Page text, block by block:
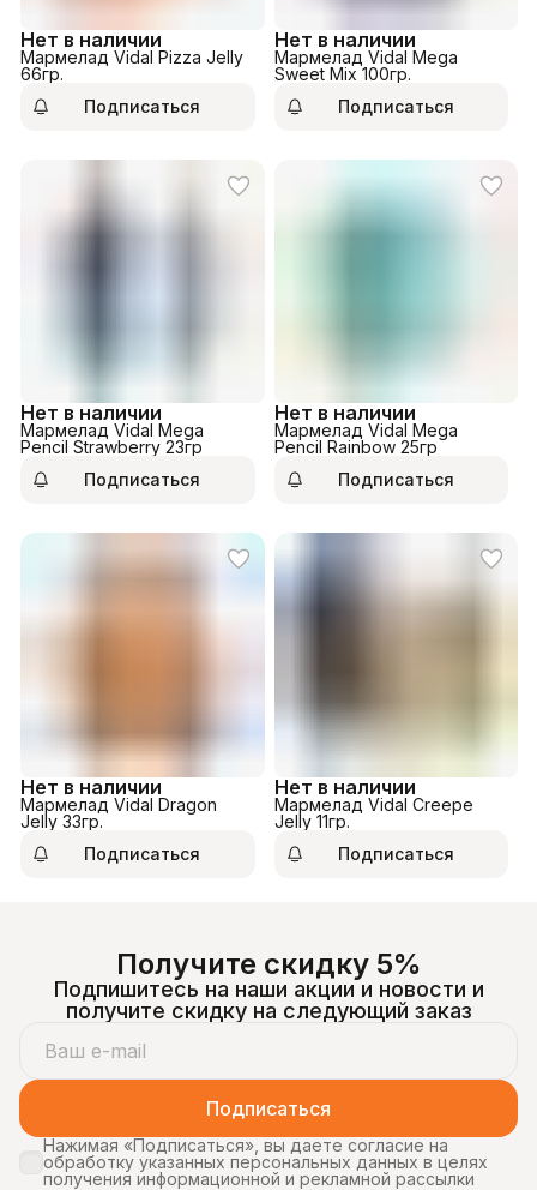
Нет в наличии
Мармелад Vidal Pizza Jelly
66гр.
Подписаться
Нет в наличии
Мармелад Vidal Mega
Sweet Mix 100гр.
Подписаться
Нет в наличии
Мармелад Vidal Mega
Pencil Strawberry 23гр
Подписаться
Нет в наличии
Мармелад Vidal Mega
Pencil Rainbow 25гр
Подписаться
Нет в наличии
Мармелад Vidal Dragon
Jelly 33гр.
Подписаться
Нет в наличии
Мармелад Vidal Creepe
Jelly 11гр.
Подписаться
Получите скидку 5%
Подпишитесь на наши акции и новости и
получите скидку на следующий заказ
Подписаться
Нажимая «Подписаться», вы даете согласие на
обработку указанных персональных данных в целях
получения информационной и рекламной рассылки